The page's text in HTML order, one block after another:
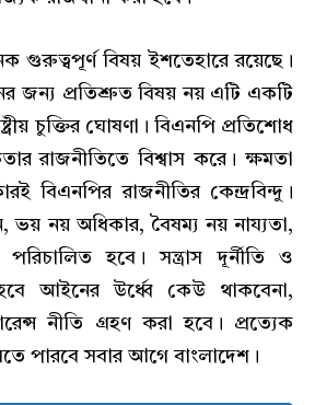
বিষয় ইশতেহারে রয়েছে।
জন্য প্রতিশ্রুত বিষয় নয় এটি একটি
চুক্তির ঘোষণা। বিএনপি প্রতিশোধ
রাজনীতিতে বিশ্বাস করে। ক্ষমতা
বিএনপির রাজনীতির কেন্দ্রবিন্দু।
ভয় নয় অধিকার, বৈষম্য নয় নায্যতা,
পরিচালিত হবে। সন্ত্রাস দূর্নীতি ও
আইনের উর্ধ্বে কেউ থাকবেনা,
নীতি গ্রহণ করা হবে। প্রত্যেক
পারবে সবার আগে বাংলাদেশ।